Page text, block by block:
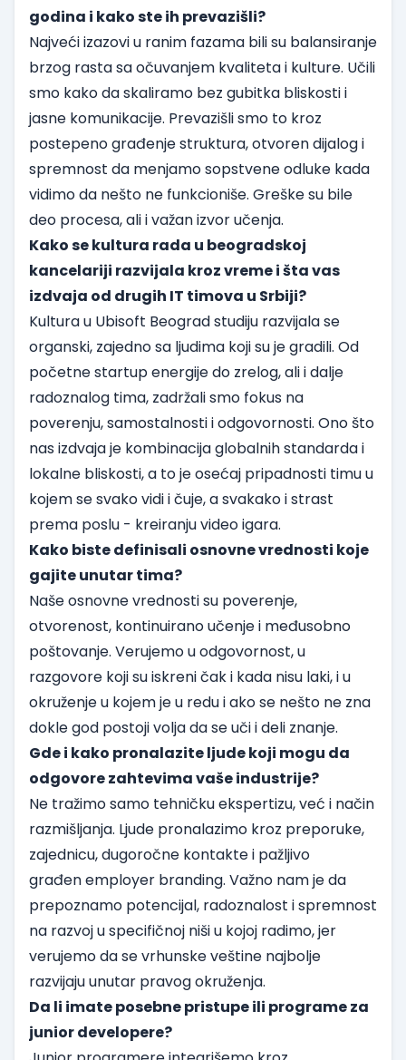
godina i kako ste ih prevazišli?
Najveći izazovi u ranim fazama bili su balansiranje
brzog rasta sa očuvanjem kvaliteta i kulture. Učili
smo kako da skaliramo bez gubitka bliskosti i
jasne komunikacije. Prevazišli smo to kroz
postepeno građenje struktura, otvoren dijalog i
spremnost da menjamo sopstvene odluke kada
vidimo da nešto ne funkcioniše. Greške su bile
deo procesa, ali i važan izvor učenja.
Kako se kultura rada u beogradskoj
kancelariji razvijala kroz vreme i šta vas
izdvaja od drugih IT timova u Srbiji?
Kultura u Ubisoft Beograd studiju razvijala se
organski, zajedno sa ljudima koji su je gradili. Od
početne startup energije do zrelog, ali i dalje
radoznalog tima, zadržali smo fokus na
poverenju, samostalnosti i odgovornosti. Ono što
nas izdvaja je kombinacija globalnih standarda i
lokalne bliskosti, a to je osećaj pripadnosti timu u
kojem se svako vidi i čuje, a svakako i strast
prema poslu - kreiranju video igara.
Kako biste definisali osnovne vrednosti koje
gajite unutar tima?
Naše osnovne vrednosti su poverenje,
otvorenost, kontinuirano učenje i međusobno
poštovanje. Verujemo u odgovornost, u
razgovore koji su iskreni čak i kada nisu laki, i u
okruženje u kojem je u redu i ako se nešto ne zna
dokle god postoji volja da se uči i deli znanje.
Gde i kako pronalazite ljude koji mogu da
odgovore zahtevima vaše industrije?
Ne tražimo samo tehničku ekspertizu, već i način
razmišljanja. Ljude pronalazimo kroz preporuke,
zajednicu, dugoročne kontakte i pažljivo
građen employer branding. Važno nam je da
prepoznamo potencijal, radoznalost i spremnost
na razvoj u specifičnoj niši u kojoj radimo, jer
verujemo da se vrhunske veštine najbolje
razvijaju unutar pravog okruženja.
Da li imate posebne pristupe ili programe za
junior developere?